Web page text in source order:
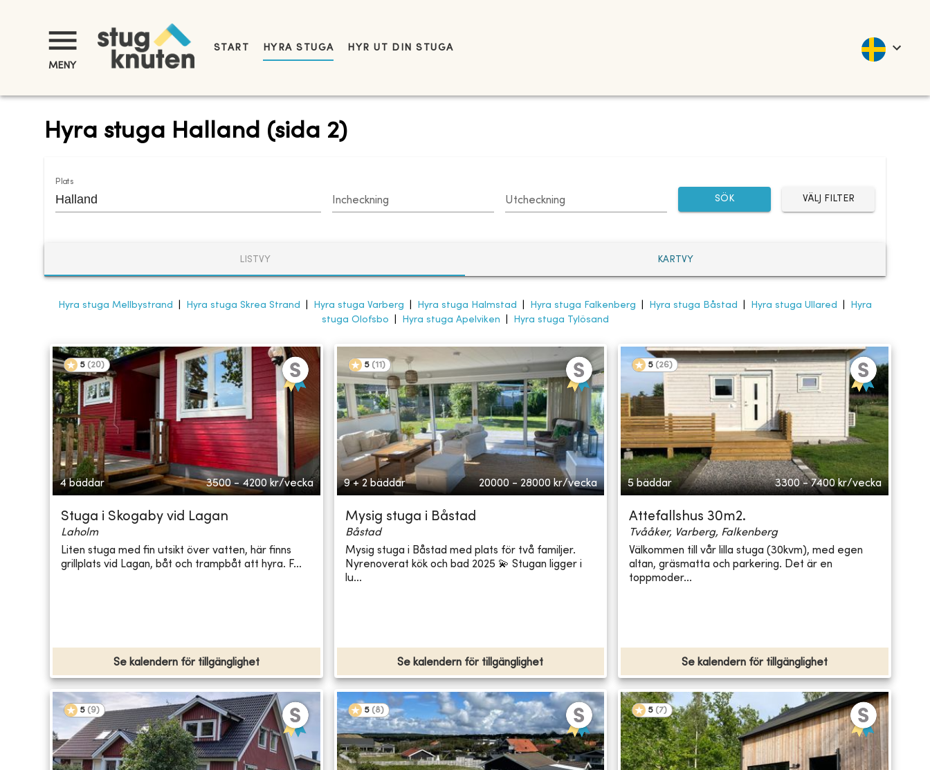
MENY
START HYRA STUGA HYR UT DIN STUGA
Hyra stuga Halland (sida 2)
Plats
Incheckning Utcheckning SÖK VÄLJ FILTER
LISTVY KARTVY
Hyra stuga Mellbystrand Hyra stuga Skrea Strand Hyra stuga Varberg Hyra stuga Halmstad Hyra stuga Falkenberg Hyra stuga Båstad Hyra stuga Ullared
Hyra
stuga Olofsbo
Hyra stuga Apelviken Hyra stuga Tylösand
5 (20)
4 bäddar 3500 - 4200 kr/vecka
Stuga i Skogaby vid Lagan
Laholm
Liten stuga med fin utsikt över vatten, här finns
grillplats vid Lagan, båt och trampbåt att hyra. F...
Se kalendern för tillgänglighet
5 (11 )
9 + 2 bäddar 20000 - 28000 kr/vecka
Mysig stuga i Båstad
Båstad
Mysig stuga i Båstad med plats för två familjer.
Nyrenoverat kök och bad 2025 💫 Stugan ligger i
lu...
Se kalendern för tillgänglighet
5 (26)
5 bäddar 3300 - 7400 kr/vecka
Attefallshus 30m2.
Tvååker, Varberg, Falkenberg
Välkommen till vår lilla stuga (30kvm), med egen
altan, gräsmatta och parkering. Det är en
toppmoder...
Se kalendern för tillgänglighet
5 (9) 5 (8) 5 (7)